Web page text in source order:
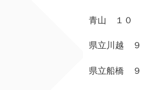
青山 １０
県立川越 ９
県立船橋 ９